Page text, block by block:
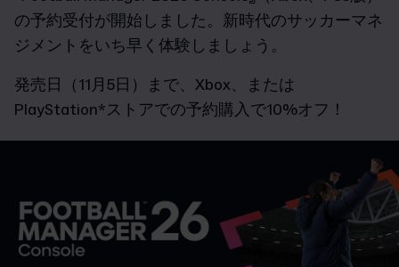
の予約受付が開始しました。新時代のサッカーマネ
ジメントをいち早く体験しましょう。
発売日（11月5日）まで、Xbox、または
PlayStation*ストアでの予約購入で10%オフ！